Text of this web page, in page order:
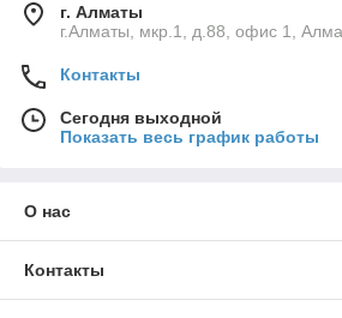
г. Алматы
г.Алматы, мкр.1, д.88, офис 1,
Контакты
Сегодня выходной
Показать весь график работы
О нас
Контакты